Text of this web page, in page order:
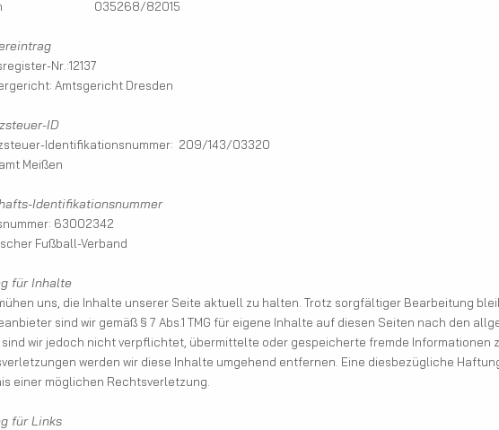
035268/82015
Nr.:12137
Amtsgericht Dresden
ID
Identifikationsnummer: 209/143/03320
Meißen
Identifikationsnummer
63002342
Fußball-Verband
für Inhalte
uns, die Inhalte unserer Seite aktuell zu halten. Trotz sorgfältiger Bearbeitung
sind wir gemäß § 7 Abs.1 TMG für eigene Inhalte auf diesen Seiten nach den
sind wir jedoch nicht verpflichtet, übermittelte oder gespeicherte fremde Informationen
werden wir diese Inhalte umgehend entfernen. Eine diesbezügliche
einer möglichen Rechtsverletzung.
für Links